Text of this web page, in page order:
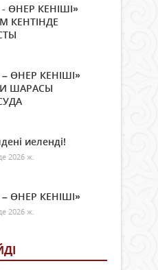
- ӨНЕР КЕНІШІ»
КЕНТІНДЕ
– ӨНЕР КЕНІШІ»
ШАРАСЫ
иеленді!
2026 ж.
– ӨНЕР КЕНІШІ»
2026 ж.